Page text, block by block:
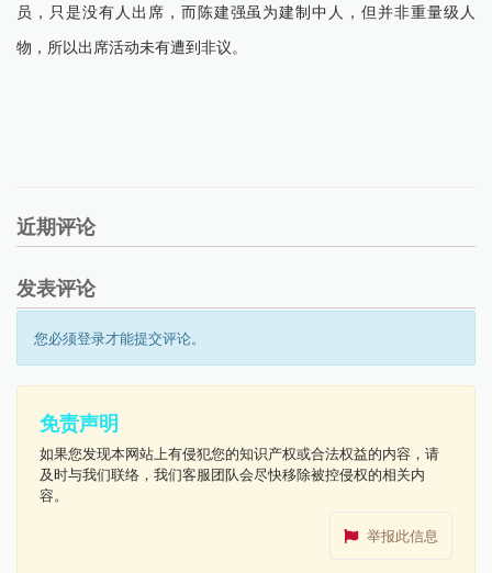
员，只是没有人出席，而陈建强虽为建制中人，但并非重量级人
物，所以出席活动未有遭到非议。
近期评论
发表评论
您必须登录才能提交评论。
免责声明
如果您发现本网站上有侵犯您的知识产权或合法权益的内容，请
及时与我们联络，我们客服团队会尽快移除被控侵权的相关内
容。
举报此信息